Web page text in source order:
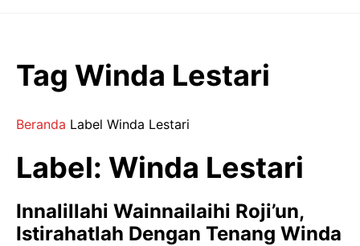
Tag Winda Lestari
Beranda Label Winda Lestari
Label: Winda Lestari
Innalillahi Wainnailaihi Roji’un,
Istirahatlah Dengan Tenang Winda